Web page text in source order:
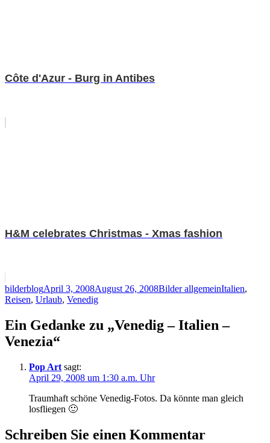
Côte d'Azur - Burg in Antibes
H&M celebrates Christmas - Xmas fashion
Autor
bilderblogVeröffentlicht
am
April 3, 2008August 26, 2008Kategorien
Bilder allgemeinItalien,
Reisen, Urlaub, Venedig
Ein Gedanke zu „Venedig – Italien –
Venezia“
Pop Art sagt:
April 29, 2008 um 1:30 a.m. Uhr
Traumhaft schöne Venedig-Fotos. Da könnte man gleich
losfliegen 🙂
Schreiben Sie einen Kommentar